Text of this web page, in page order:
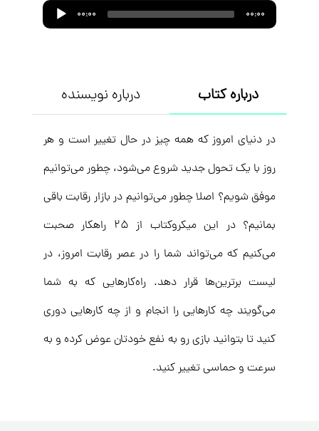
Audio
Player
00:00 00:00
درباره کتاب درباره نویسنده
در دنیای امروز که همه چیز در حال تغییر است و هر
روز با یک تحول جدید شروع می‌شود، چطور می‌توانیم
موفق شویم؟ اصلا چطور می‌توانیم در بازار رقابت باقی
بمانیم؟ در این میکروکتاب از ۲۵ راهکار صحبت
می‌کنیم که می‌تواند شما را در عصر رقابت امروز، در
لیست برترین‌ها قرار دهد. راه‌کارهایی که به شما
می‌گویند چه کارهایی را انجام و از چه کارهایی دوری
کنید تا بتوانید بازی رو به نفع خودتان عوض کرده و به
سرعت و حماسی تغییر کنید.